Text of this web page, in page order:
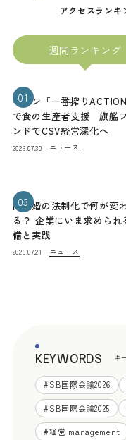
アクセスランキ
週間ランキング
01
キリン「一番搾りACTION
で食の生産者支援 旗艦
ンドでCSV経営深化へ
2026.07.30 ニュース
03
同性婚の法制化で何が変
る？ 企業にいま求められ
備と実践
2026.07.21 ニュース
KEYWORDS キ
#SB国際会議2026
#SB国際会議2025
#経営 management